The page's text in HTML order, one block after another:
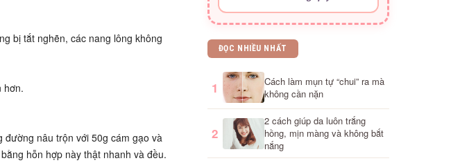
bị tắt nghẽn, các nang lông không
hơn.
đường nâu trộn với 50g cám gạo và
hỗn hợp này thật nhanh và đều.
ĐỌC NHIỀU NHẤT
1
Cách làm mụn tự “chui” ra mà
không cần nặn
2
2 cách giúp da luôn trắng
hồng, mịn màng và không bắt
nắng